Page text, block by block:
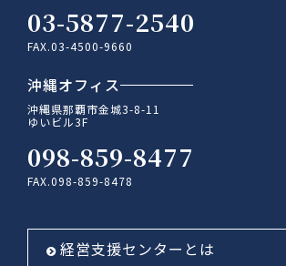
03-5877-2540
FAX.03-4500-9660
沖縄オフィス
沖縄県那覇市金城3-8-11
ゆいビル3F
098-859-8477
FAX.098-859-8478
経営支援センターとは